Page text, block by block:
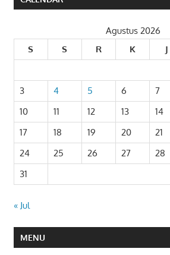
Agustus 2026
S
S R K J
3
4 5 6 7
10
11 12 13 14
17
18 19 20 21
24
25 26 27 28
31
« Jul
MENU